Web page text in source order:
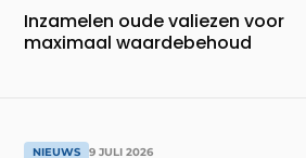
Inzamelen oude valiezen voor
maximaal waardebehoud
NIEUWS 9 JULI 2026